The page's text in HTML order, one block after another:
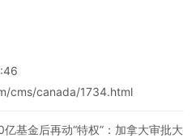
cms/canada/1734.html
基金后再动“特权”：加拿大审批大